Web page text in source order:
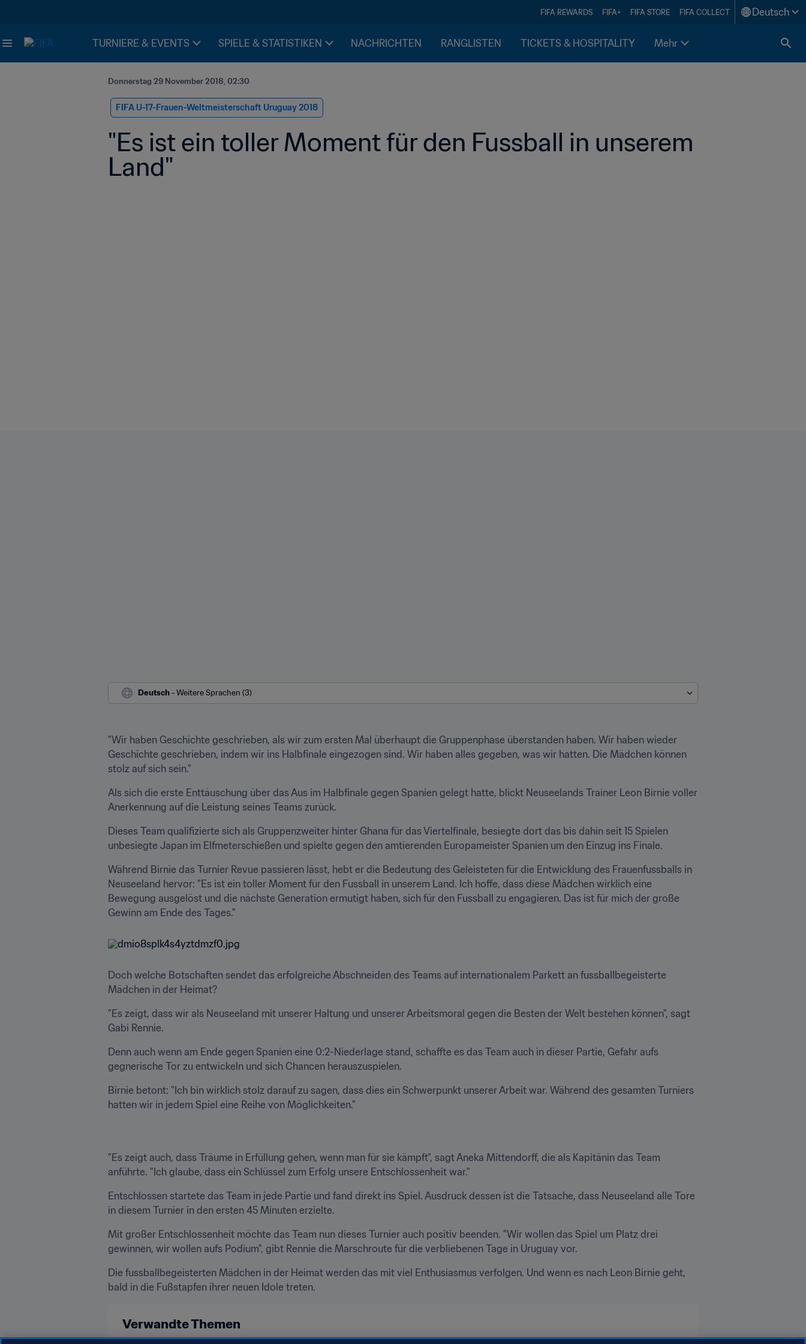
FIFA REWARDS FIFA+ FIFA STORE FIFA COLLECT Deutsch
TURNIERE & EVENTS SPIELE & STATISTIKEN NACHRICHTEN RANGLISTEN TICKETS & HOSPITALITY Mehr
Donnerstag 29 November 2018, 02:30
FIFA U-17-Frauen-Weltmeisterschaft Uruguay 2018
"Es ist ein toller Moment für den Fussball in unserem
Land"
Deutsch - Weitere Sprachen (3)
"Wir haben Geschichte geschrieben, als wir zum ersten Mal überhaupt die Gruppenphase überstanden haben. Wir haben wieder
Geschichte geschrieben, indem wir ins Halbfinale eingezogen sind. Wir haben alles gegeben, was wir hatten. Die Mädchen können
stolz auf sich sein."
Als sich die erste Enttäuschung über das Aus im Halbfinale gegen Spanien gelegt hatte, blickt Neuseelands Trainer Leon Birnie voller
Anerkennung auf die Leistung seines Teams zurück.
Dieses Team qualifizierte sich als Gruppenzweiter hinter Ghana für das Viertelfinale, besiegte dort das bis dahin seit 15 Spielen
unbesiegte Japan im Elfmeterschießen und spielte gegen den amtierenden Europameister Spanien um den Einzug ins Finale.
Während Birnie das Turnier Revue passieren lässt, hebt er die Bedeutung des Geleisteten für die Entwicklung des Frauenfussballs in
Neuseeland hervor: "Es ist ein toller Moment für den Fussball in unserem Land. Ich hoffe, dass diese Mädchen wirklich eine
Bewegung ausgelöst und die nächste Generation ermutigt haben, sich für den Fussball zu engagieren. Das ist für mich der große
Gewinn am Ende des Tages."
Doch welche Botschaften sendet das erfolgreiche Abschneiden des Teams auf internationalem Parkett an fussballbegeisterte
Mädchen in der Heimat?
"Es zeigt, dass wir als Neuseeland mit unserer Haltung und unserer Arbeitsmoral gegen die Besten der Welt bestehen können", sagt
Gabi Rennie.
Denn auch wenn am Ende gegen Spanien eine 0:2-Niederlage stand, schaffte es das Team auch in dieser Partie, Gefahr aufs
gegnerische Tor zu entwickeln und sich Chancen herauszuspielen.
Birnie betont: "Ich bin wirklich stolz darauf zu sagen, dass dies ein Schwerpunkt unserer Arbeit war. Während des gesamten Turniers
hatten wir in jedem Spiel eine Reihe von Möglichkeiten."
"Es zeigt auch, dass Träume in Erfüllung gehen, wenn man für sie kämpft", sagt Aneka Mittendorff, die als Kapitänin das Team
anführte. "Ich glaube, dass ein Schlüssel zum Erfolg unsere Entschlossenheit war."
Entschlossen startete das Team in jede Partie und fand direkt ins Spiel. Ausdruck dessen ist die Tatsache, dass Neuseeland alle Tore
in diesem Turnier in den ersten 45 Minuten erzielte.
Mit großer Entschlossenheit möchte das Team nun dieses Turnier auch positiv beenden. "Wir wollen das Spiel um Platz drei
gewinnen, wir wollen aufs Podium", gibt Rennie die Marschroute für die verbliebenen Tage in Uruguay vor.
Die fussballbegeisterten Mädchen in der Heimat werden das mit viel Enthusiasmus verfolgen. Und wenn es nach Leon Birnie geht,
bald in die Fußstapfen ihrer neuen Idole treten.
Verwandte Themen